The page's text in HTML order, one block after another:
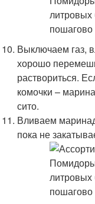
Выключаем газ,
хорошо
раствориться.
комочки –
сито.
Вливаем
пока не